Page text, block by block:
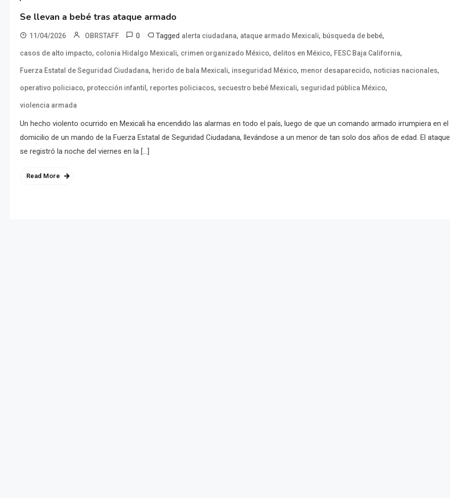
Se llevan a bebé tras ataque armado
11/04/2026 OBRSTAFF 0 Tagged alerta ciudadana, ataque armado Mexicali, búsqueda de bebé,
casos de alto impacto, colonia Hidalgo Mexicali, crimen organizado México, delitos en México, FESC Baja California,
Fuerza Estatal de Seguridad Ciudadana, herido de bala Mexicali, inseguridad México, menor desaparecido, noticias nacionales,
operativo policiaco, protección infantil , reportes policiacos, secuestro bebé Mexicali, seguridad pública México,
violencia armada
Un hecho violento ocurrido en Mexicali ha encendido las alarmas en todo el país, luego de que un comando armado irrumpiera en el
domicilio de un mando de la Fuerza Estatal de Seguridad Ciudadana, llevándose a un menor de tan solo dos años de edad. El ataque
se registró la noche del viernes en la […]
Read More